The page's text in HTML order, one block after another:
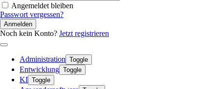
Angemeldet bleiben
Passwort vergessen?
Anmelden
Noch kein Konto? Jetzt registrieren
Administration Toggle
Entwicklung Toggle
KI Toggle